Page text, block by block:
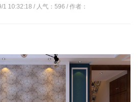
1 10:32:18 / 人气： 596 / 作者：